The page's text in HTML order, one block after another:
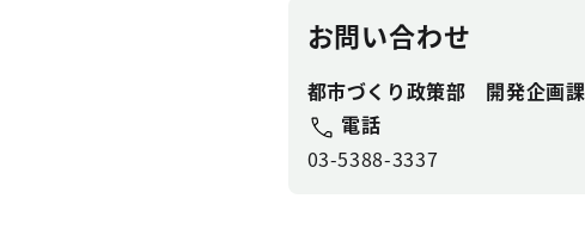
お問い合わせ
都市づくり政策部 開発企画
電話
03-5388-3337